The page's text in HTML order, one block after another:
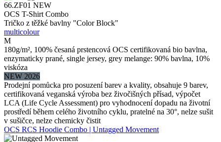
66.ZF01 NEW
OCS T-Shirt Combo
Tričko z těžké bavlny "Color Block"
multicolour
M
180g/m², 100% česaná prstencová OCS certifikovaná bio bavlna,
enzymaticky prané, single jersey, grey melange: 90% bavlna, 10%
viskóza
NEW 2026
Prodejní pomůcka pro posuzení barev a kvality, obsahuje 9 barev,
certifikovaná veganská výroba bez živočišných přísad, výpočet
LCA (Life Cycle Assessment) pro vyhodnocení dopadu na životní
prostředí během celého životního cyklu, pratelné na 30°, nelze sušit
v sušičce, nelze chemicky čistit
OCS RCS Hoodie Combo | Untagged Movement